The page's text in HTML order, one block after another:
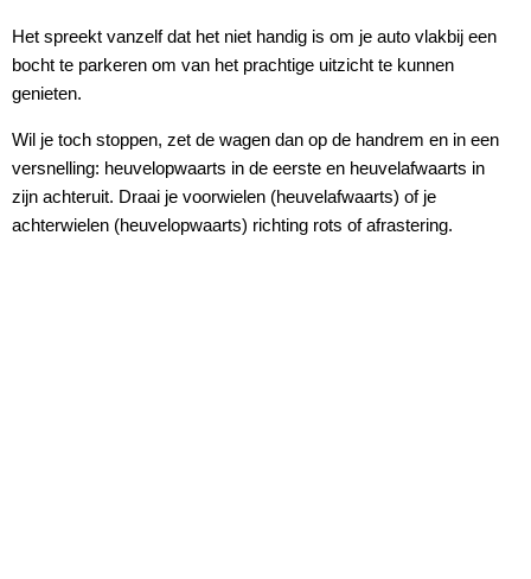
Het spreekt vanzelf dat het niet handig is om je auto vlakbij een
bocht te parkeren om van het prachtige uitzicht te kunnen
genieten.
Wil je toch stoppen, zet de wagen dan op de handrem en in een
versnelling: heuvelopwaarts in de eerste en heuvelafwaarts in
zijn achteruit. Draai je voorwielen (heuvelafwaarts) of je
achterwielen (heuvelopwaarts) richting rots of afrastering.